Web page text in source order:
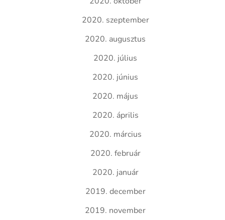
2020. szeptember
2020. augusztus
2020. július
2020. június
2020. május
2020. április
2020. március
2020. február
2020. január
2019. december
2019. november